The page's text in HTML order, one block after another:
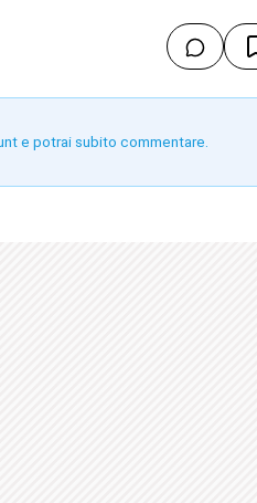
e potrai subito commentare.